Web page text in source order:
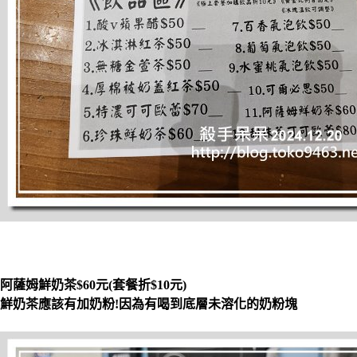
阿薩姆鮮奶茶$60元(套餐折$10元)
鮮奶茶應該有加奶粉!因為有喝到底層未溶化的奶粉塊